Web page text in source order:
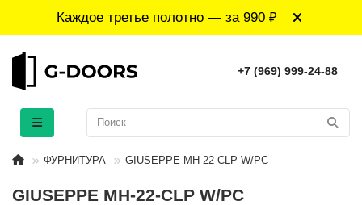
Каждое третье полотно — за 990 ₽
+7 (969) 999-24-88
ФУРНИТУРА GIUSEPPE MH-22-CLP W/PC
GIUSEPPE MH-22-CLP W/PC